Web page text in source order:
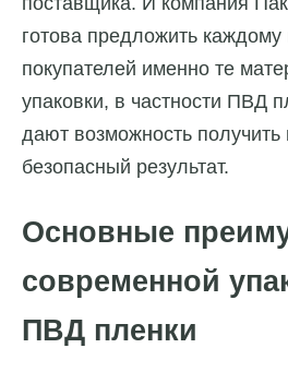
готова предложить каждому
покупателей именно те
упаковки, в частности ПВД
дают возможность
безопасный результат.
Основные
современной
ПВД пленки